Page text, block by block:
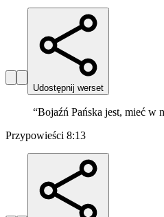
Udostępnij werset
“Bojaźń Pańska jest, mieć w
Przypowieści 8:13